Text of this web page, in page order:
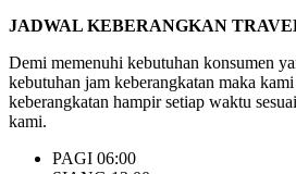
JADWAL KEBERANGKAN
Demi memenuhi kebutuhan konsumen
kebutuhan jam keberangkatan maka
keberangkatan hampir setiap waktu
kami.
PAGI 06:00